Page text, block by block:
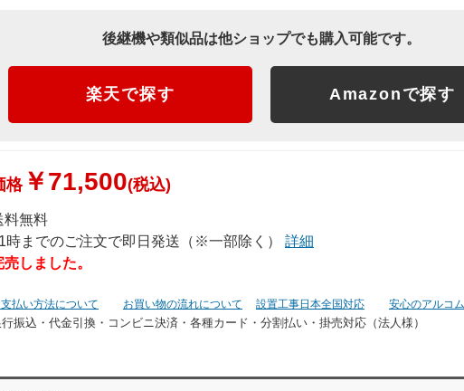
後継機や類似品は他ショップでも購入可能です。
楽天で探す Amazonで探す
格￥71,500(税込)
料無料
時までのご注文で即日発送（※一部除く） 詳細
売しました。
払い方法について お買い物の流れについて 設置工事日本全国対応 安心のアルコ
振込・代金引換・コンビニ決済・ 各種カード・分割払い・掛売対応（法人様）